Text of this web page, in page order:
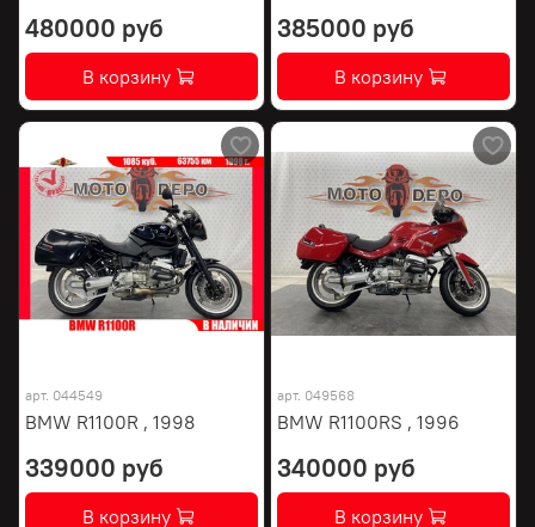
480000 руб
В корзину
385000 руб
В корзину
арт. 044549
BMW R1100R , 1998
339000 руб
В корзину
арт. 049568
BMW R1100RS , 1996
340000 руб
В корзину